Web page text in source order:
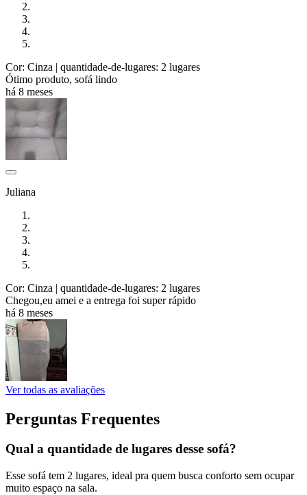
Cor: Cinza | quantidade-de-lugares: 2 lugares
Ótimo produto, sofá lindo
há 8 meses
Juliana
Cor: Cinza | quantidade-de-lugares: 2 lugares
Chegou,eu amei e a entrega foi super rápido
há 8 meses
Ver todas as avaliações
Perguntas Frequentes
Qual a quantidade de lugares desse sofá?
Esse sofá tem 2 lugares, ideal pra quem busca conforto sem ocupar
muito espaço na sala.